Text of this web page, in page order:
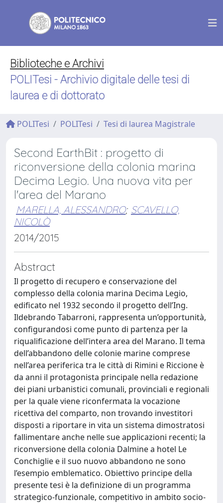
Biblioteche e Archivi
POLITesi - Archivio digitale delle tesi di
laurea e di dottorato
POLITesi POLITesi Tesi di laurea Magistrale
Second EarthBit : progetto di
riconversione della colonia marina
Decima Legio. Una nuova vita per
l'area del Marano
MARELLA, ALESSANDRO; SCAVELLO,
NICOLÒ
2014/2015
Abstract
Il progetto di recupero e conservazione del
complesso della colonia marina Decima Legio,
edificato nel 1932 secondo il progetto dell’Ing.
Ildebrando Tabarroni, rappresenta un’opportunità,
configurandosi come punto di partenza per la
riqualificazione dell’intera area del Marano. Il tema
dell’abbandono delle colonie marine comprese
nell’area periferica tra le città di Rimini e Riccione è
da anni il protagonista principale nella redazione
dei piani urbanistici comunali, provinciali e regionali
per la quale viene riconfermata la vocazione
ricettiva del comparto, non trovando investitori
disposti a riportare in vita un sistema dimostratosi
fallimentare anche nelle sue applicazioni recenti; la
riconversione della colonia Dalmine a hotel Le
Conchiglie e il suo nuovo abbandono ne sono
l’esempio emblematico. Obiettivo principe della
presente tesi è la definizione di un programma
strategico-funzionale, competitivo in ambito socio-